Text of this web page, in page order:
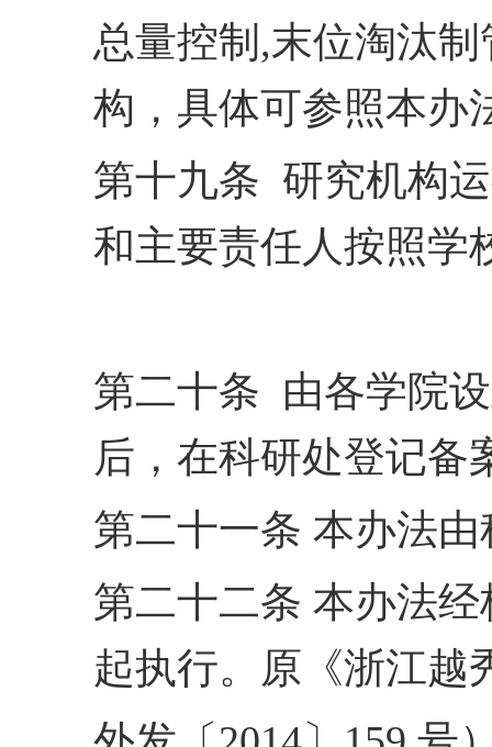
总量控制,末位淘汰
构，具体可参照本办
第十九条 研究机构
和主要责任人按照学
第二十条 由各学院
后，在科研处登记备
第二十一条 本办法
第二十二条 本办法
起执行。原《浙江越